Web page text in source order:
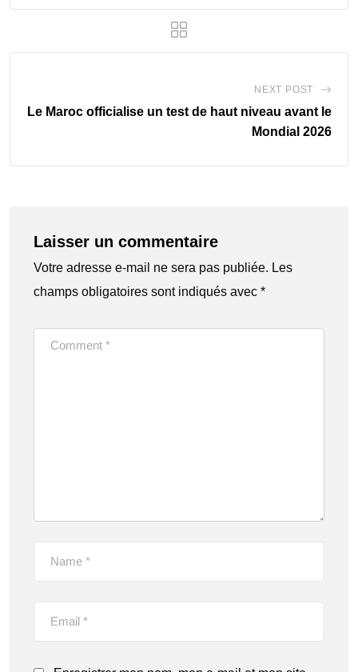
NEXT POST
Le Maroc officialise un test de haut niveau avant le
Mondial 2026
Laisser un commentaire
Votre adresse e-mail ne sera pas publiée. Les
champs obligatoires sont indiqués avec *